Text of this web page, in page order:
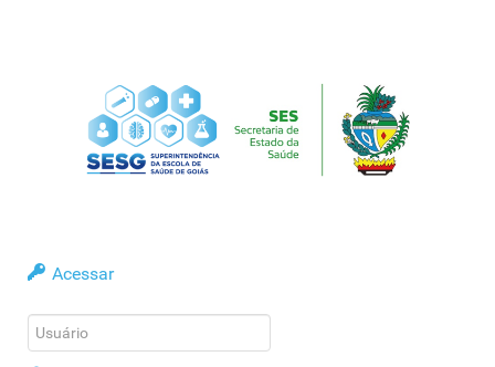
Acessar